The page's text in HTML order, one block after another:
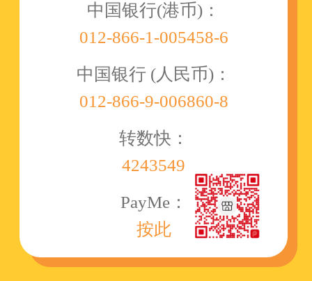
中国银行(港币)：
012-866-1-005458-6
中国银行 (人民币)：
012-866-9-006860-8
转数快：
4243549
PayMe：
按此